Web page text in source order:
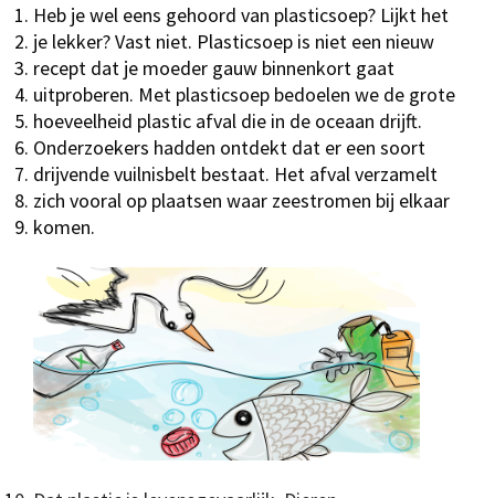
Heb je wel eens gehoord van plasticsoep? Lijkt het
je lekker? Vast niet. Plasticsoep is niet een nieuw
recept dat je moeder gauw binnenkort gaat
uitproberen. Met plasticsoep bedoelen we de grote
hoeveelheid plastic afval die in de oceaan drijft.
Onderzoekers hadden ontdekt dat er een soort
drijvende vuilnisbelt bestaat. Het afval verzamelt
zich vooral op plaatsen waar zeestromen bij elkaar
komen.